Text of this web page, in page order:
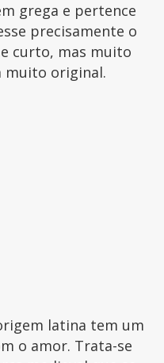
grega e pertence
precisamente o
curto, mas muito
muito original.
latina tem um
o amor. Trata-se